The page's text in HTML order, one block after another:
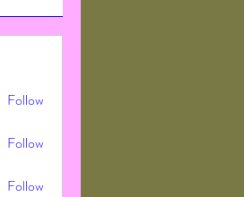
Follow
Follow
Follow